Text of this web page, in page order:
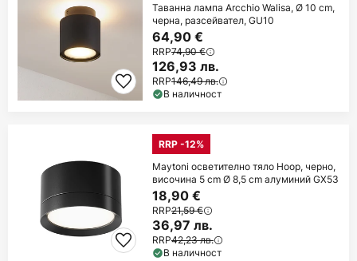
Таванна лампа Arcchio Walisa, Ø 10 cm,
черна, разсейвател, GU10
64,90 €
RRP74,90 €
126,93 лв.
RRP146,49 лв.
В наличност
RRP -12%
Maytoni осветително тяло Hoop, черно,
височина 5 cm Ø 8,5 cm алуминий GX53
18,90 €
RRP21,59 €
36,97 лв.
RRP42,23 лв.
В наличност